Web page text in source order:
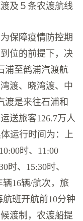
及５条农渡航线
保障疫情防控期
位的前提下，决
浦至鹤浦汽渡航
渡、晓湾渡、中
渡是来往石浦和
送旅客126.7万人
运行时间为：上
时、11:00
时、15:30时、
16辆/航次，旅
班开航前10分钟
渡制，农渡船提